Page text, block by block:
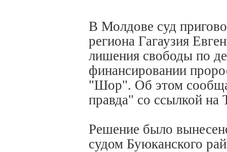
В Молдове суд
региона Гагаузия
лишения свободы по
финансировании
"Шор". Об этом
правда" со ссылкой на
Решение было
судом Буюканского